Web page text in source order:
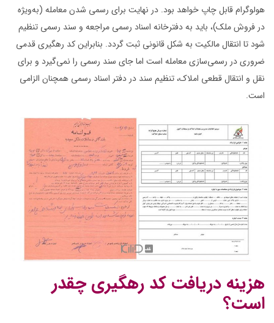
هولوگرام قابل چاپ خواهد بود. در نهایت برای رسمی شدن معامله (به‌ویژه
در فروش ملک)، باید به دفترخانه اسناد رسمی مراجعه و سند رسمی تنظیم
شود تا انتقال مالکیت به شکل قانونی ثبت گردد. بنابراین کد رهگیری قدمی
ضروری در رسمی‌سازی معامله است اما جای سند رسمی را نمی‌گیرد و برای
نقل و انتقال قطعی املاک، تنظیم سند در دفتر اسناد رسمی همچنان الزامی
است.
هزینه دریافت کد رهگیری چقدر
است؟